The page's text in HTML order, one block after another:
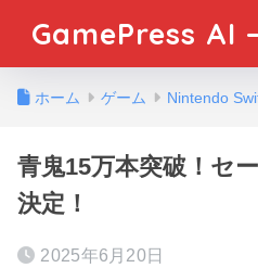
GamePress AI
ホーム ゲーム Nintendo
青鬼15万本突破！セ
決定！
2025年6月20日